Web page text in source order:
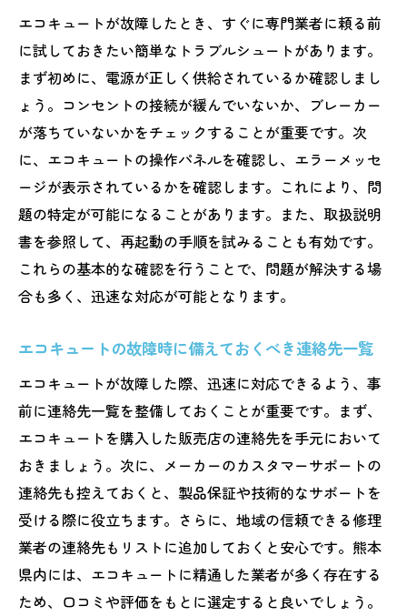
エコキュートが故障したとき、すぐに専門業者に頼る前
に試しておきたい簡単なトラブルシュートがあります。
まず初めに、電源が正しく供給されているか確認しまし
ょう。コンセントの接続が緩んでいないか、ブレーカー
が落ちていないかをチェックすることが重要です。次
に、エコキュートの操作パネルを確認し、エラーメッセ
ージが表示されているかを確認します。これにより、問
題の特定が可能になることがあります。また、取扱説明
書を参照して、再起動の手順を試みることも有効です。
これらの基本的な確認を行うことで、問題が解決する場
合も多く、迅速な対応が可能となります。
エコキュートの故障時に備えておくべき連絡先一覧
エコキュートが故障した際、迅速に対応できるよう、事
前に連絡先一覧を整備しておくことが重要です。まず、
エコキュートを購入した販売店の連絡先を手元において
おきましょう。次に、メーカーのカスタマーサポートの
連絡先も控えておくと、製品保証や技術的なサポートを
受ける際に役立ちます。さらに、地域の信頼できる修理
業者の連絡先もリストに追加しておくと安心です。熊本
県内には、エコキュートに精通した業者が多く存在する
ため、口コミや評価をもとに選定すると良いでしょう。